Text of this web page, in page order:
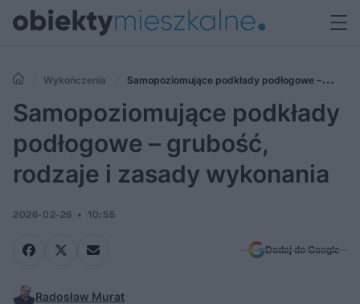
Wykończenia
Samopoziomujące podkłady podłogowe –
grubość, rodzaje i zasady wykonania
Samopoziomujące podkłady
podłogowe – grubość,
rodzaje i zasady wykonania
2026-02-26 10:55
Dodaj do Google
Radosław Murat